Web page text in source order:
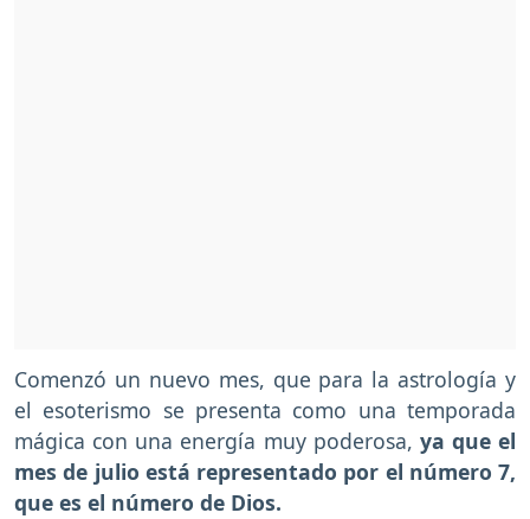
Comenzó un nuevo mes, que para la astrología y
el esoterismo se presenta como una temporada
mágica con una energía muy poderosa, ya que el
mes de julio está representado por el número 7,
que es el número de Dios.